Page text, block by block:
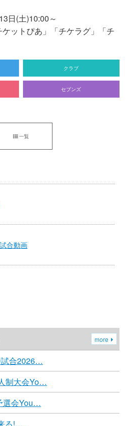
日(土)10:00～
ットぴあ」「チケラグ」「チ
クラブ
セブンズ
一覧
合動画
more
試合2026…
制大会Yo…
選会You…